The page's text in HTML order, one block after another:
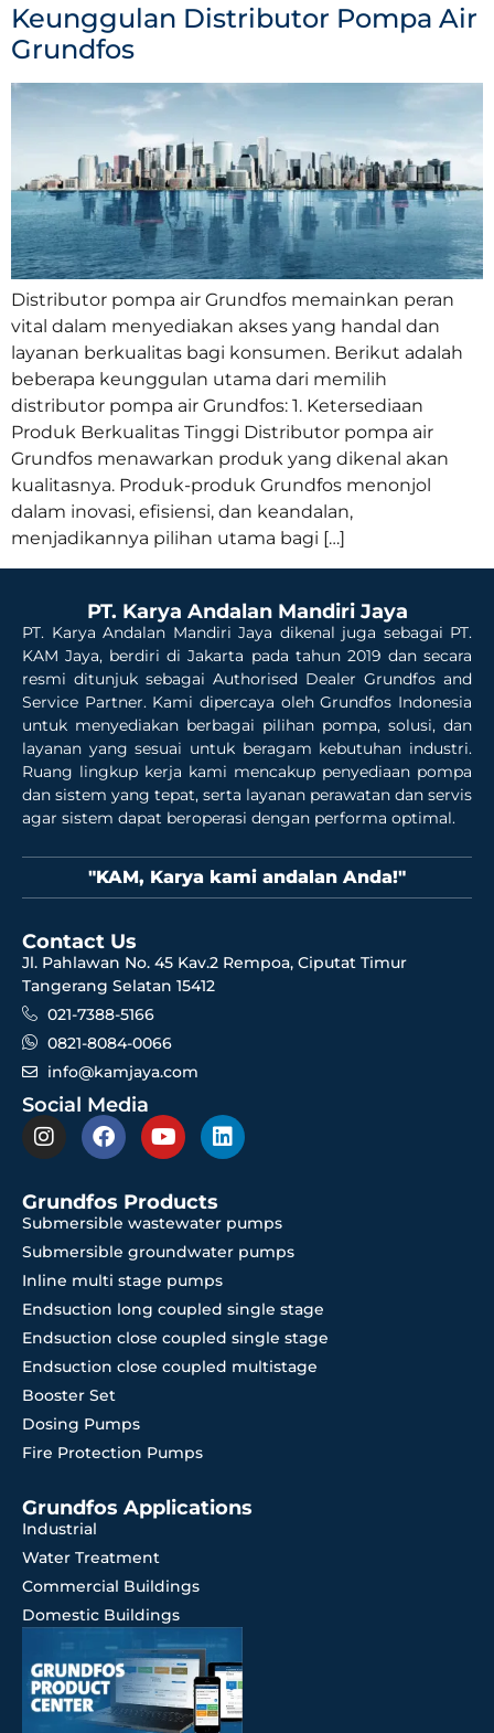
Keunggulan Distributor Pompa Air
Grundfos
Distributor pompa air Grundfos memainkan peran
vital dalam menyediakan akses yang handal dan
layanan berkualitas bagi konsumen. Berikut adalah
beberapa keunggulan utama dari memilih
distributor pompa air Grundfos: 1. Ketersediaan
Produk Berkualitas Tinggi Distributor pompa air
Grundfos menawarkan produk yang dikenal akan
kualitasnya. Produk-produk Grundfos menonjol
dalam inovasi, efisiensi, dan keandalan,
menjadikannya pilihan utama bagi […]
PT. Karya Andalan Mandiri Jaya
PT. Karya Andalan Mandiri Jaya dikenal juga sebagai PT.
KAM Jaya, berdiri di Jakarta pada tahun 2019 dan secara
resmi ditunjuk sebagai Authorised Dealer Grundfos and
Service Partner. Kami dipercaya oleh Grundfos Indonesia
untuk menyediakan berbagai pilihan pompa, solusi, dan
layanan yang sesuai untuk beragam kebutuhan industri.
Ruang lingkup kerja kami mencakup penyediaan pompa
dan sistem yang tepat, serta layanan perawatan dan servis
agar sistem dapat beroperasi dengan performa optimal.
"KAM, Karya kami andalan Anda!"
Contact Us
Jl. Pahlawan No. 45 Kav.2 Rempoa, Ciputat Timur
Tangerang Selatan 15412
021-7388-5166
0821-8084-0066
info@kamjaya.com
Social Media
Grundfos Products
Submersible wastewater pumps
Submersible groundwater pumps
Inline multi stage pumps
Endsuction long coupled single stage
Endsuction close coupled single stage
Endsuction close coupled multistage
Booster Set
Dosing Pumps
Fire Protection Pumps
Grundfos Applications
Industrial
Water Treatment
Commercial Buildings
Domestic Buildings